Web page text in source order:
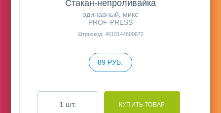
Стакан-непроливайка
одинарный, микс
PROF-PRESS
Штрихкод: 4610144809672
89 РУБ.
шт.